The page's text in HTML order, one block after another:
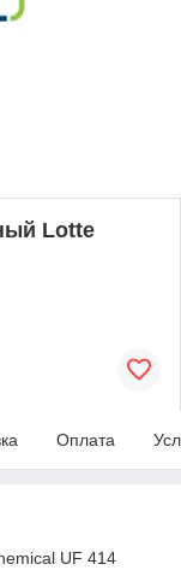
Lotte
Оплата
UF 414